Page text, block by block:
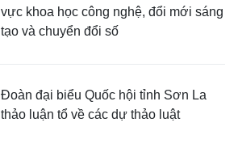
vực khoa học công nghệ, đổi mới sáng
tạo và chuyển đổi số
Đoàn đại biểu Quốc hội tỉnh Sơn La
thảo luận tổ về các dự thảo luật